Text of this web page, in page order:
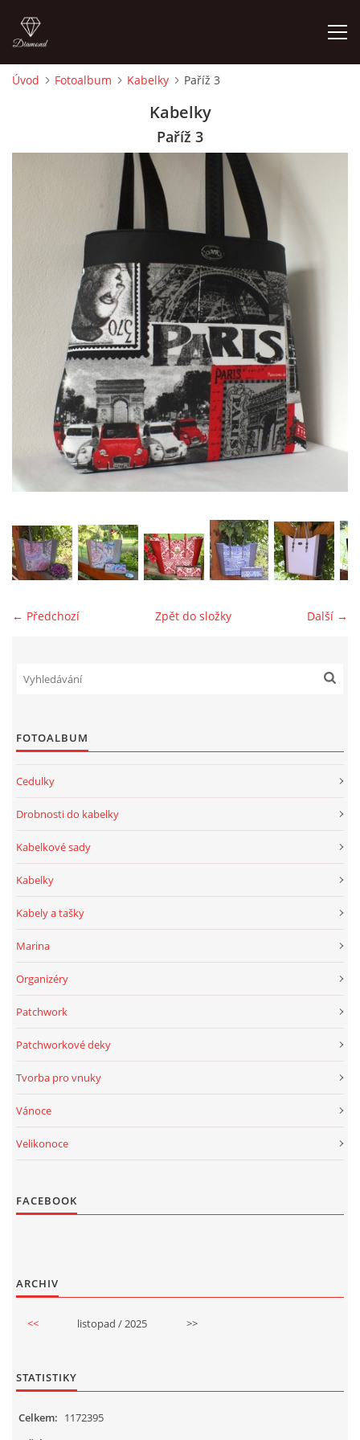
MOJE POSLEDNÍ PRÁCE
jk-laguna@seznam.cz
© 2025 eStránky.cz
Úvod Fotoalbum Kabelky Paříž 3
Kabelky
Paříž 3
← Předchozí Další →
Zpět do složky
FOTOALBUM
Cedulky
Drobnosti do kabelky
Kabelkové sady
Kabelky
Kabely a tašky
Marina
Organizéry
Patchwork
Patchworkové deky
Tvorba pro vnuky
Vánoce
Velikonoce
FACEBOOK
ARCHIV
<< listopad / 2025 >>
STATISTIKY
Celkem: 1172395